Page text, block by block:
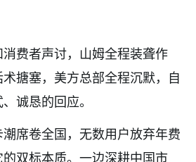
费者声讨，山姆全程装聋作
搪塞，美方总部全程沉默，自
诚恳的回应。
席卷全国，无数用户放弃年费
双标本质。一边深耕中国市